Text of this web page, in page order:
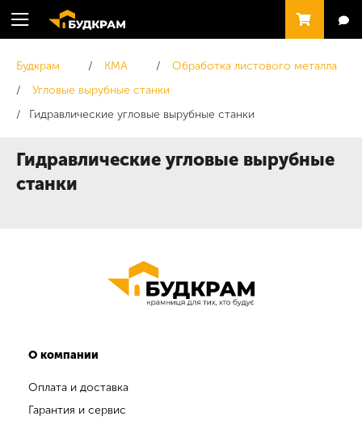
Гидравлические угловые вырубные
станки
Будкрам KMA
Обработка листового металла
Угловые вырубные станки
Гидравлические угловые вырубные станки
О компании
Оплата и доставка
Гарантия и сервис